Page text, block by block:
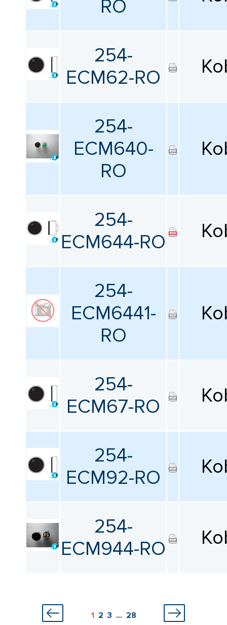
RO
254-
ECM62-RO
254-
ECM640-
RO
254-
ECM644-RO
254-
ECM6441-
RO
254-
ECM67-RO
254-
ECM92-RO
254-
ECM944-RO
1 2 3 ... 28